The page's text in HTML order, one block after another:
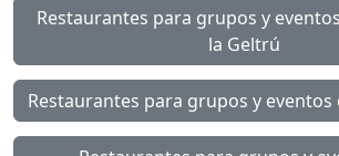
Restaurantes para grupos y
la Geltrú
Restaurantes para grupos y eventos